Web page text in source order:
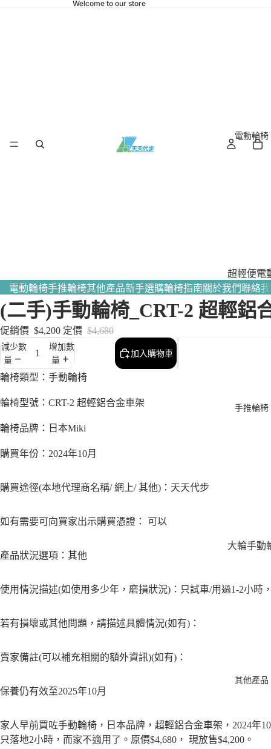
Welcome to our store
電動輪椅
超輕便電
輪椅｜全
熱賣
多功能電
手推輪椅
大輪手動
小輪手動
11kg
選
其他產品
電動輪椅手推輪椅其他產品新手選購輪椅指南關於我們聯絡
(二手)手動輪椅_CRT-2 超輕鋁
促銷價 $4,200 定價 $4,680
減少數
量
增加數
量
加入購物車
輪椅類型：手動輪椅
輪椅型號：CRT-2 超輕鋁合金車架
輪椅品牌：日本Miki
購買年份：2024年10月
購買途徑(本地代理商名稱/ 網上/ 其他)：天天代步
如有需要可向買家出示購買憑證： 可以
產品狀況選項：其他
使用情況描述(如使用多少年，磨損狀況)：只試車/用過1-2小時
若有損壞或其他問題，請描述具體情況(如有)：
賣家備註(可以補充相關的額外資訊)(如有)：
保養仍有效至2025年10月
家人早前買咗手動輪椅，日本品牌，超輕鋁合金車架，2024年
只落地2小時，而家不適用了。原價$4,680， 現放售$4,200。